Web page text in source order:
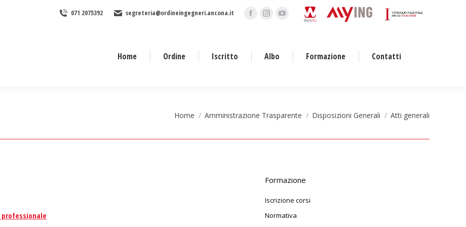
071 2075392 segreteria@ordineingegneri.ancona.it
FacebookInstagram
in
YouTube
Home Ordine Iscritto Albo Formazione Contatti
Tu sei qui:
Home Amministrazione Trasparente Disposizioni Generali Atti generali
Formazione
Iscrizione corsi
Normativa